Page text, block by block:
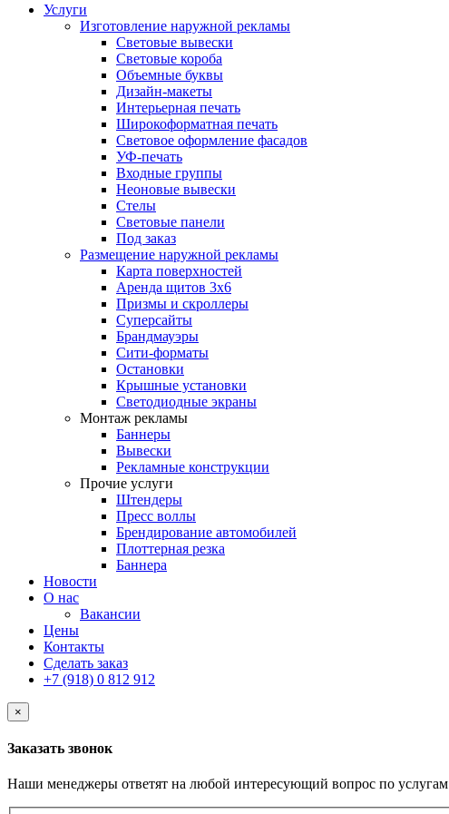
Услуги
Изготовление наружной рекламы
Световые вывески
Световые короба
Объемные буквы
Дизайн-макеты
Интерьерная печать
Широкоформатная печать
Световое оформление фасадов
УФ-печать
Входные группы
Неоновые вывески
Стелы
Световые панели
Под заказ
Размещение наружной рекламы
Карта поверхностей
Аренда щитов 3х6
Призмы и скроллеры
Суперсайты
Брандмауэры
Сити-форматы
Остановки
Крышные установки
Светодиодные экраны
Монтаж рекламы
Баннеры
Вывески
Рекламные конструкции
Прочие услуги
Штендеры
Пресс воллы
Брендирование автомобилей
Плоттерная резка
Баннера
Новости
О нас
Вакансии
Цены
Контакты
Сделать заказ
+7 (918) 0 812 912
×
Заказать звонок
Наши менеджеры ответят на любой интересующий вопрос по услугам